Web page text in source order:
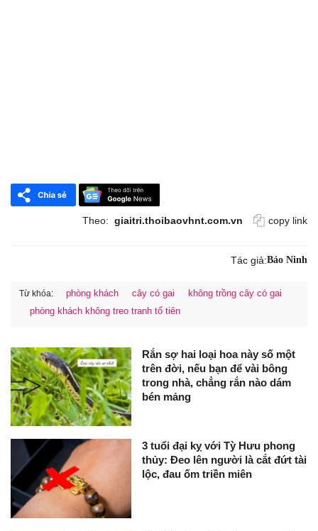
Theo: giaitri.thoibaovhnt.com.vn copy link
Tác giả:Bảo Ninh
Từ khóa: phòng khách cây có gai
không trồng cây có gai
phòng khách không treo tranh tổ tiên
Rắn sợ hai loại hoa này số một
trên đời, nếu bạn để vài bông
trong nhà, chẳng rắn nào dám
bén mảng
3 tuổi đại kỵ với Tỳ Hưu phong
thủy: Đeo lên người là cắt đứt tài
lộc, đau ốm triền miên